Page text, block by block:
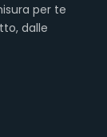
per te
dalle